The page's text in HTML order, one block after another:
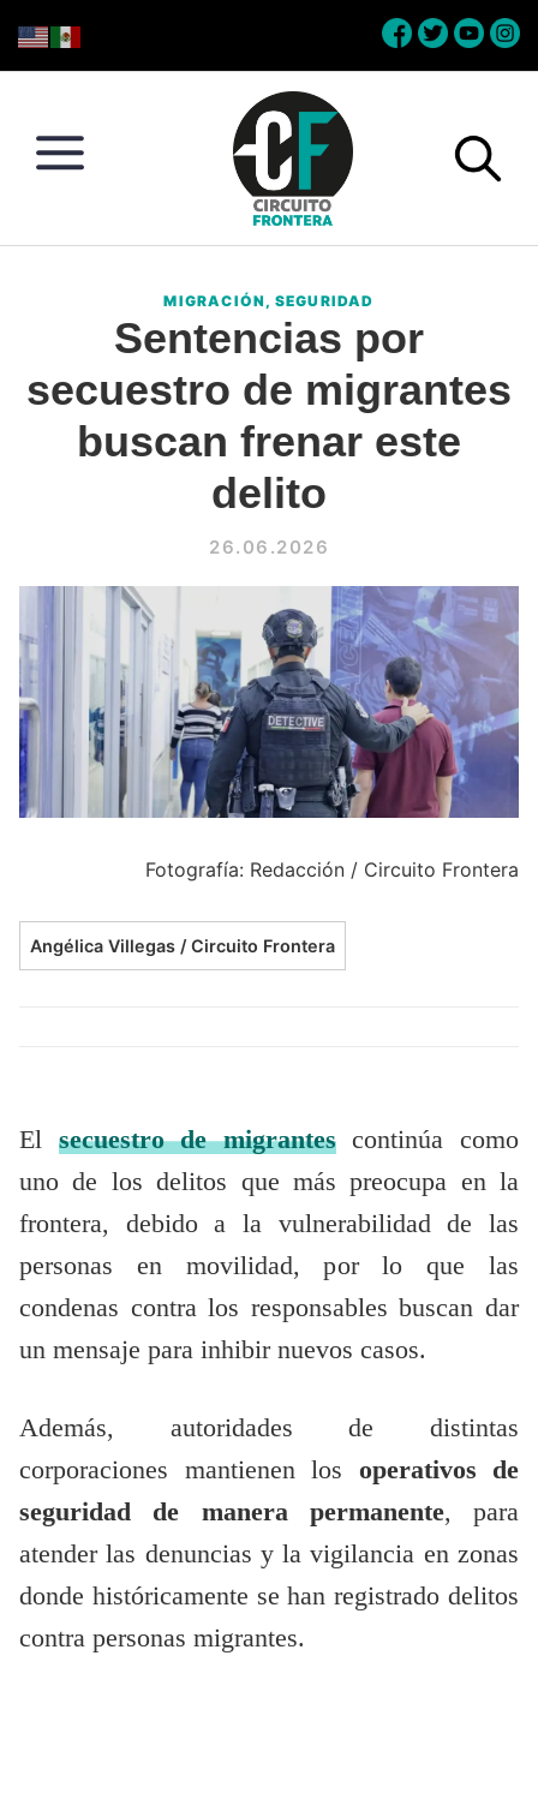
to
to
to
to
Conéctate
la
frontera
MIGRACIÓN , SEGURIDAD
Sentencias por
secuestro de migrantes
buscan frenar este
delito
26.06.2026
Fotografía: Redacción / Circuito Frontera
Angélica Villegas / Circuito Frontera
El secuestro de migrantescontinúa como
uno de los delitos que más preocupa en la
frontera, debido a la vulnerabilidad de las
personas en movilidad, por lo que las
condenas contra los responsables buscan dar
un mensaje para inhibir nuevos casos.
Además, autoridades de distintas
corporaciones mantienen los operativos de
seguridad de manera permanente, para
atender las denuncias y la vigilancia en zonas
donde históricamente se han registrado delitos
contra personas migrantes.